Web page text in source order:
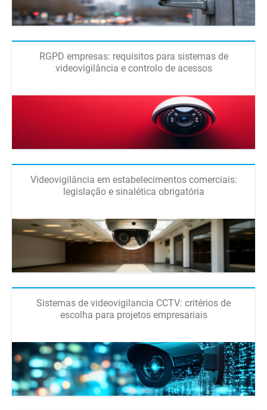
RGPD empresas: requisitos para sistemas de
videovigilância e controlo de acessos
Videovigilância em estabelecimentos comerciais:
legislação e sinalética obrigatória
Sistemas de videovigilancia CCTV: critérios de
escolha para projetos empresariais